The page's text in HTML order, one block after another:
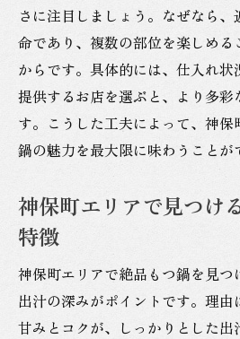
さに注目しましょう。なぜなら
命であり、複数の部位を楽しめる
からです。具体的には、仕入れ状
提供するお店を選ぶと、より多彩
す。こうした工夫によって、神保
鍋の魅力を最大限に味わうことが
神保町エリアで見つけ
特徴
神保町エリアで絶品もつ鍋を見つ
出汁の深みがポイントです。理
甘みとコクが、しっかりとした